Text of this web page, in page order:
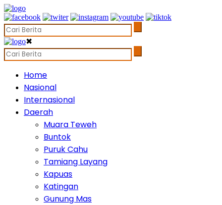
✖
Home
Nasional
Internasional
Daerah
Muara Teweh
Buntok
Puruk Cahu
Tamiang Layang
Kapuas
Katingan
Gunung Mas